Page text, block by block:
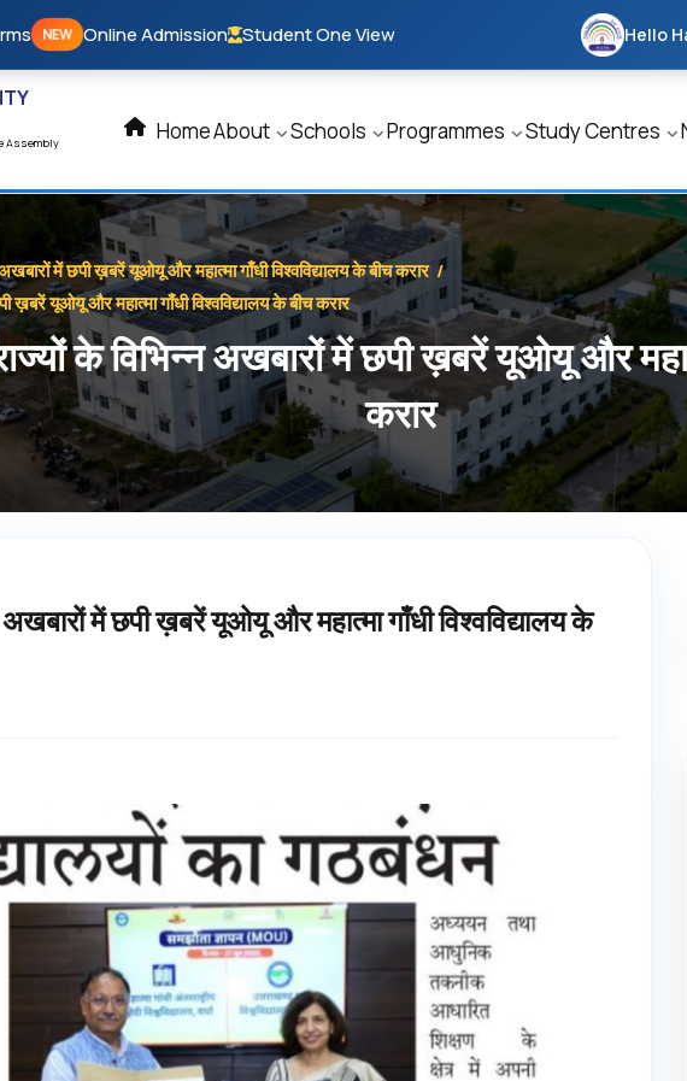
NEW Online Admission Student One View Hello
Assembly HomeAbout Schools Programmes Study Centres
में छपी ख़बरें यूओयू और महात्मा गाँधी विश्वविद्यालय के बीच करार /
ख़बरें यूओयू और महात्मा गाँधी विश्वविद्यालय के बीच करार
के विभिन्न अखबारों में छपी ख़बरें यूओयू और
करार
अखबारों में छपी ख़बरें यूओयू और महात्मा गाँधी विश्वविद्यालय के